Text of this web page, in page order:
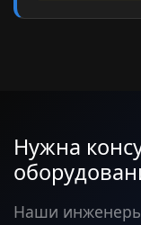
Нужна
Наши